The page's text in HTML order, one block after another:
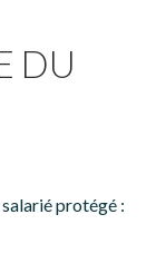
DU
protégé :